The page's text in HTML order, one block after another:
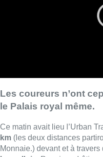
(les deux distances
Monnaie.) devant et à travers
. Parmi ces
bâtiment a été construit en
Halles Saint-Géry , le
labande dessinée.